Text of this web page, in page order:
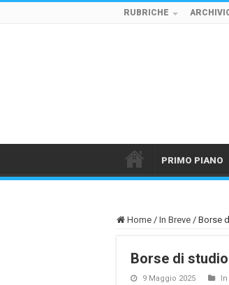
RUBRICHE
PRIMO PIANO
Home / In Breve / Borse
Borse di
9 Maggio 2025